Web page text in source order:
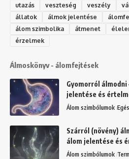
utazás
veszteség veszély
állatok
álmok jelentése
álom szimbolika
átmenet
érzelmek
Álmoskönyv - álomfejtések
Gyomorról álmodni
jelentése és
Álom szimbólumok
Szárról (növény)
álom jelentése és
Álom szimbólumok